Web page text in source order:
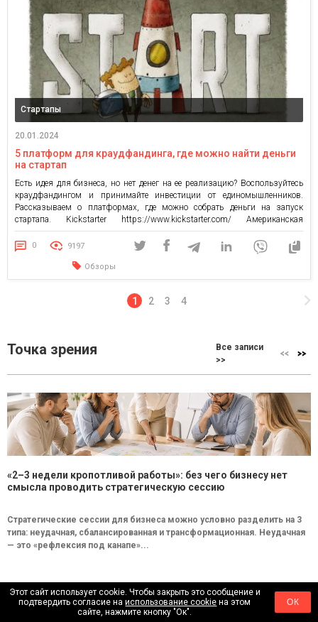
Стартапы
20.01.2024
5 платформ для краудфандинга, где можно найти деньги
на стартап
Есть идея для бизнеса, но нет денег на ее реализацию? Воспользуйтесь
краудфандингом и принимайте инвестиции от единомышленников.
Рассказываем о платформах, где можно собрать деньги на запуск
стартапа. Kickstarter https://www.kickstarter.com/ Американская
платформа для сбора денег на реализацию идей и собственного бизнеса.
Несмотря на то, что граждане Украины не могут использовать ее без
посредника, украинские стартапы находят здесь […]
0 9197
Обзоры
1 2 3 4
Точка зрения
Все записи
>>
«2–3 недели кропотливой работы»: без чего бизнесу нет
смысла проводить стратегическую сессию
Стратегические сессии для бизнеса можно условно разделить на 3
типа: неудачная, сбалансированная и трансформационная. Неудачная
— это «рефлексия под канапе»...
Бренды
Все записи
Этот сайт использует cookie. Чтобы закрыть это сообщение и
подтвердить согласие наиспользование cookie на этом
сайте, нажмите кнопку "Ок".
ОК